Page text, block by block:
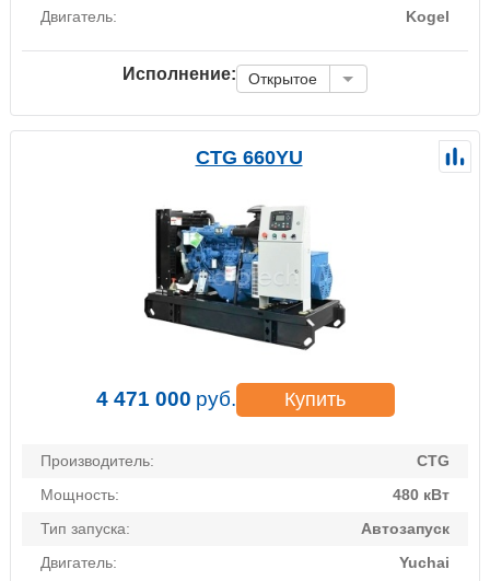
Двигатель:
Kogel
Исполнение: Открытое
CTG 660YU
4 471 000 руб. Купить
Производитель:
CTG
Мощность:
480 кВт
Тип запуска:
Автозапуск
Двигатель:
Yuchai